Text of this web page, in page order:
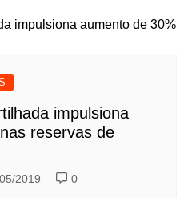
impulsiona
reservas de
2019 0